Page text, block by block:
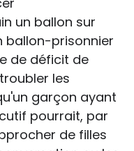
un ballon sur
ballon-prisonnier
de déficit de
les
garçon ayant
pourrait, par
de filles